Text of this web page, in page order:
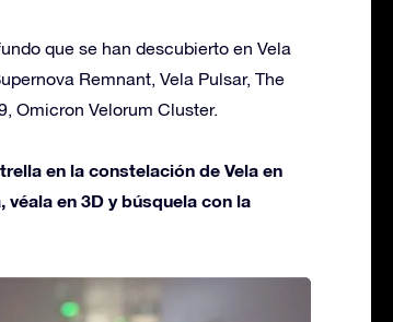
que se han descubierto en Vela
Remnant, Vela Pulsar, The
Omicron Velorum Cluster.
en la constelación de Vela en
en 3D y búsquela con la